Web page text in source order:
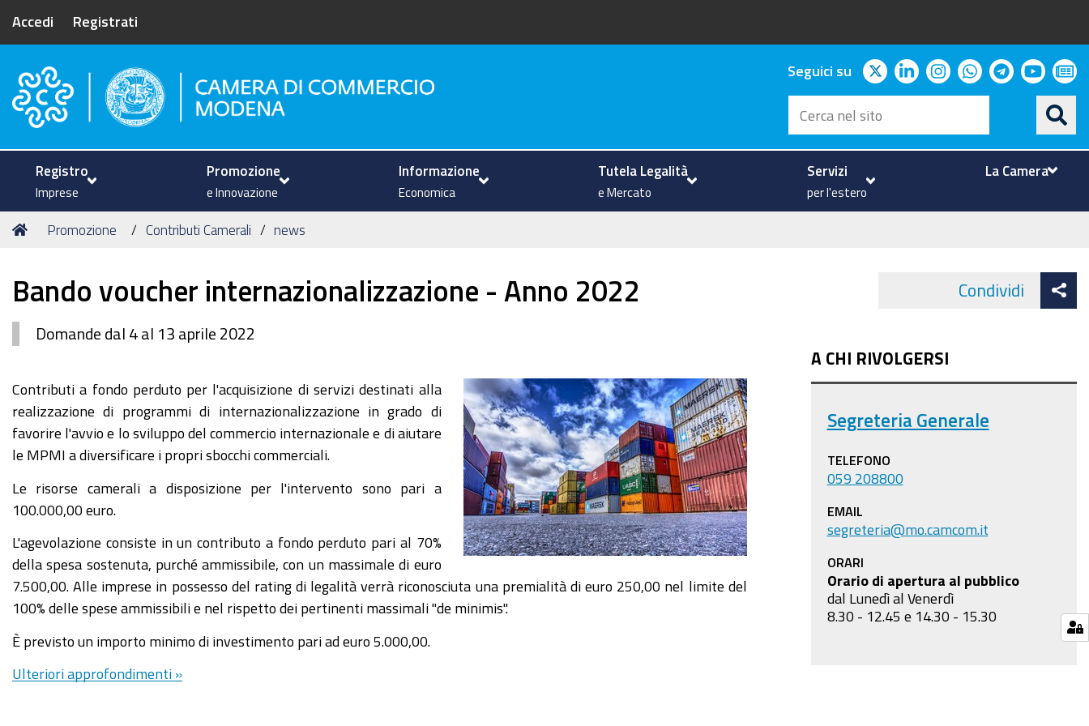
Accedi Registrati
Camera di Commercio di Modena
Seguici su twitterlinkedininstagram
whatsapp
telegram
Cerca
nel
sito
Registro
Imprese
Promozione
e Innovazione
Informazione
Economica
Tutela Legalità
e Mercato
Servizi
per l'estero
La Camera
Tu
Home
Promozione Contributi Camerali news
Bando voucher internazionalizzazione - Anno 2022
Domande dal 4 al 13 aprile 2022
Contributi a fondo perduto per l'acquisizione di servizi destinati alla
realizzazione di programmi di internazionalizzazione in grado di
favorire l'avvio e lo sviluppo del commercio internazionale e di aiutare
le MPMI a diversificare i propri sbocchi commerciali.
Le risorse camerali a disposizione per l'intervento sono pari a
100.000,00 euro.
L'agevolazione consiste in un contributo a fondo perduto pari al 70%
della spesa sostenuta, purché ammissibile, con un massimale di euro
7.500,00. Alle imprese in possesso del rating di legalità verrà riconosciuta una premialità di euro 250,00 nel limite del
100% delle spese ammissibili e nel rispetto dei pertinenti massimali "de minimis".
È previsto un importo minimo di investimento pari ad euro 5.000,00.
Ulteriori approfondimenti »
Condividi
A CHI RIVOLGERSI
Segreteria Generale
TELEFONO
059 208800
EMAIL
segreteria@mo.camcom.it
ORARI
Orario di apertura al pubblico
dal Lunedì al Venerdì
8.30 - 12.45 e 14.30 - 15.30